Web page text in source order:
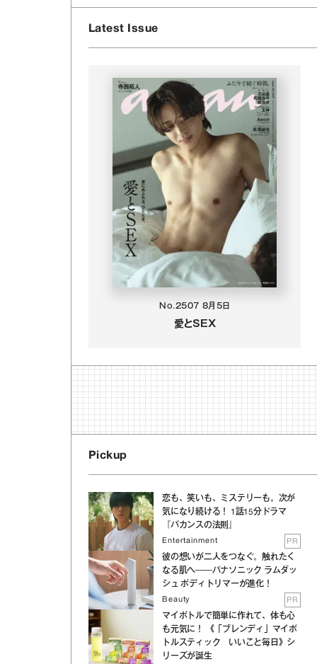
Latest Issue
No.2507 8月5日
愛とSEX
Pickup
恋も、笑いも、ミステリーも。次が
気になり続ける！ 1話15分ドラマ
『バカンスの法則』
Entertainment PR
彼の想いが二人をつなぐ。触れたく
なる肌へ──パナソニック ラムダッ
シュ ボディトリマーが進化！
Beauty PR
マイボトルで簡単に作れて、体も心
も元気に！ 《「ブレンディ」マイボ
トルスティック いいこと毎日》シ
リーズが誕生